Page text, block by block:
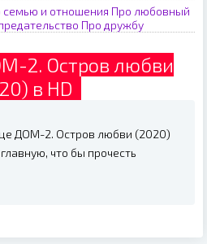
семью и отношения Про любовный
Про дружбу
2. Остров любви
в HD
ДОМ-2. Остров любви (2020)
что бы прочесть